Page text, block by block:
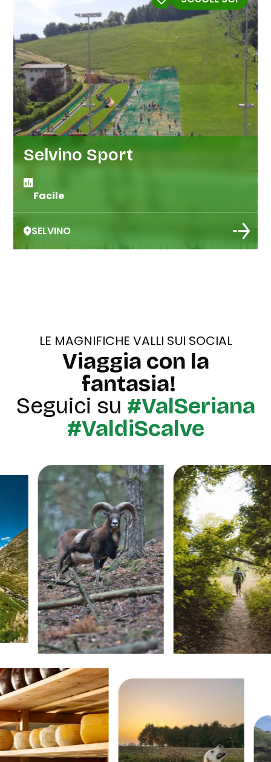
Selvino Sport
Facile
SELVINO
LE MAGNIFICHE VALLI SUI SOCIAL
Viaggia con la
fantasia!
Seguici su #ValSeriana
#ValdiScalve